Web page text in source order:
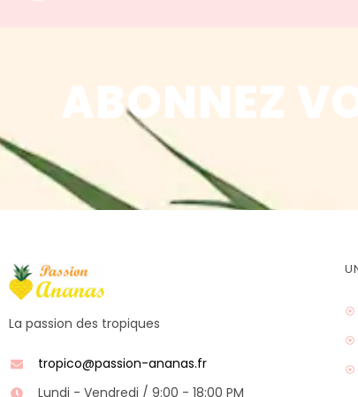
ABONNEZ
La passion des tropiques
tropico@passion-ananas.fr
Lundi - Vendredi / 9:00 - 18:00 PM